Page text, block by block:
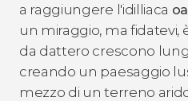
a raggiungere l'idilliaca
un miraggio, ma fidatevi,
da dattero crescono
creando un paesaggio
mezzo di un terreno